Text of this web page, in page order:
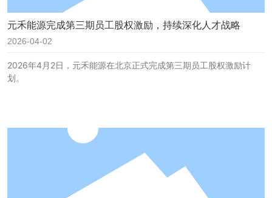
元禾能源完成第三期员工股权激励，持续深化人才战略
2026-04-02
2026年4月2日，元禾能源在北京正式完成第三期员工股权激励计
划。